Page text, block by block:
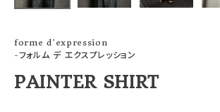
forme d'expression
-フォルム デ エクスプレッション
PAINTER SHIRT